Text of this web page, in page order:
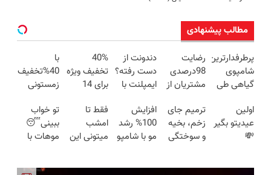
مطالب پیشنهادی
پرطرفدارترین
شامپوی
گیاهی طی
گذشته رو با
تخفیف بخر
رضایت
98درصدی
مشتریان از
ضدریزش
موی
گیاهی!45%تخفیف
دندونت از
دست رفته؟
ایمپلنت با
ماهه راه
حلشه
40%
تخفیف ویژه
برای 14
اول! کلیک
کن
با
40%تخفیف
زمستونی
عید پرپشت
و خوش
حالت کن
اولین
عیدیتو بگیر
💸
ترمیم جای
زخم، بخیه
و سوختگی
افزایش
100% رشد
مو با شامپو
فقط تا
امشب
میتونی این
تو خواب
ببینی😴
موهات با